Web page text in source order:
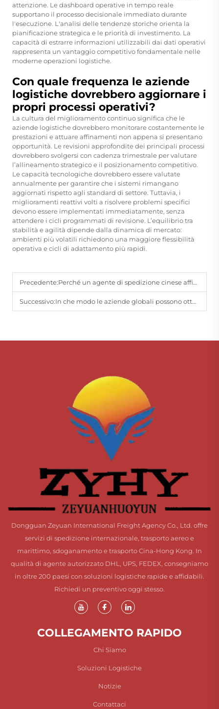
attenzione. Le dashboard operative in tempo reale
supportano il processo decisionale immediato durante
l'esecuzione. L'analisi delle tendenze storiche orienta la
pianificazione strategica e le priorità di investimento. La
capacità di estrarre informazioni utilizzabili dai dati operativi
rappresenta un vantaggio competitivo fondamentale nelle
moderne operazioni logistiche.
Con quale frequenza le aziende
logistiche dovrebbero aggiornare i
propri processi operativi?
La cultura del miglioramento continuo significa che le
aziende logistiche dovrebbero monitorare costantemente le
prestazioni e attuare affinamenti non appena si presentano
opportunità. Le revisioni approfondite dei principali processi
dovrebbero svolgersi con cadenza trimestrale per valutare
l’allineamento strategico e il posizionamento competitivo.
Le capacità tecnologiche dovrebbero essere valutate
annualmente per garantire che i sistemi rimangano
aggiornati rispetto agli standard di settore. Tuttavia, i
miglioramenti reattivi volti a risolvere problemi specifici
devono essere implementati immediatamente, senza
attendere i cicli programmati di revisione. L’equilibrio tra
stabilità e agilità dipende dalla dinamica di mercato:
ambienti più volatili richiedono una maggiore flessibilità
operativa e cicli di adattamento più rapidi.
Precedente:Perché un agente di spedizione cinese affidabile è essenziale per il successo della catena di approvvigionamento globale?
Successivo:In che modo le aziende globali possono ottenere vantaggi competitivi grazie ai servizi logistici dalla Cina?
Dongguan Zeyuan International Freight Agency Co., Ltd. offre
servizi di spedizione internazionale, trasporto aereo e
marittimo, sdoganamento e trasporto Cina-Hong Kong. In
qualità di agente autorizzato DHL, UPS, FEDEX, consegniamo
in oltre 200 paesi con soluzioni logistiche rapide e affidabili.
Richiedi un preventivo oggi stesso.
COLLEGAMENTO RAPIDO
Chi Siamo
Soluzioni Logistiche
Notizie
Contattaci